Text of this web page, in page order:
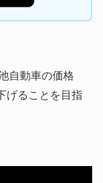
自動車の価格
げることを目指